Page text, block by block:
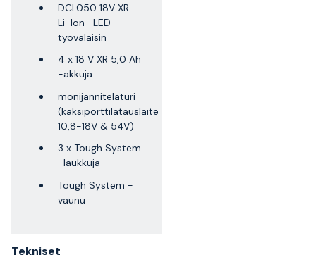
DCL050 18V XR
Li-Ion -LED-
työvalaisin
4 x 18 V XR 5,0 Ah
-akkuja
monijännitelaturi
(kaksiporttilatauslaite
10,8-18V & 54V)
3 x Tough System
-laukkuja
Tough System -
vaunu
Tekniset